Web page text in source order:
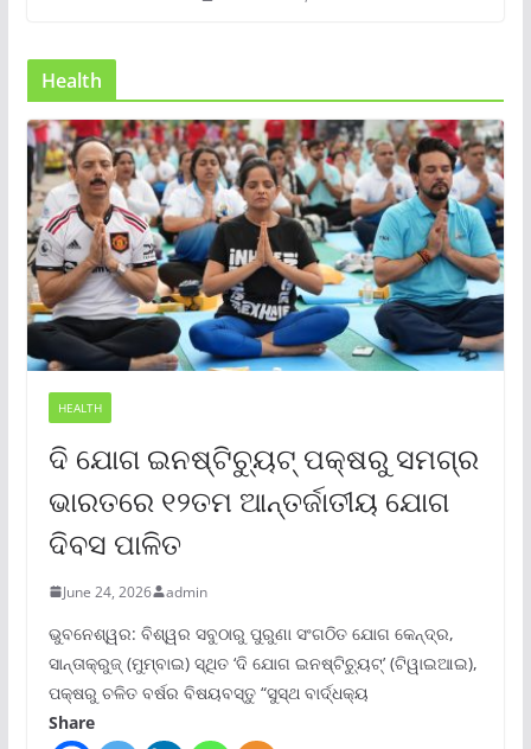
Health
HEALTH
ଦି ଯୋଗ ଇନଷ୍ଟିଚ୍ୟୁଟ୍ ପକ୍ଷରୁ ସମଗ୍ର
ଭାରତରେ ୧୨ତମ ଆନ୍ତର୍ଜାତୀୟ ଯୋଗ
ଦିବସ ପାଳିତ
June 24, 2026 admin
ଭୁବନେଶ୍ୱର: ବିଶ୍ୱର ସବୁଠାରୁ ପୁରୁଣା ସଂଗଠିତ ଯୋଗ କେନ୍ଦ୍ର,
ସାନ୍ତାକ୍ରୁଜ୍ (ମୁମ୍ବାଇ) ସ୍ଥିତ ‘ଦି ଯୋଗ ଇନଷ୍ଟିଚ୍ୟୁଟ୍‌’ (ଟିୱାଇଆଇ),
ପକ୍ଷରୁ ଚଳିତ ବର୍ଷର ବିଷୟବସ୍ତୁ “ସୁସ୍ଥ ବାର୍ଦ୍ଧକ୍ୟ
Share